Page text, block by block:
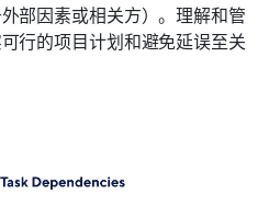
部因素或相关方）。理解和管
行的项目计划和避免延误至关